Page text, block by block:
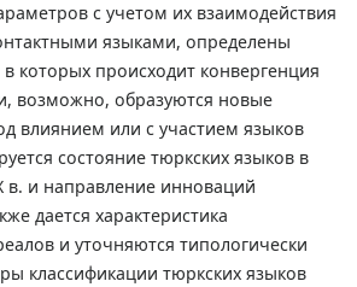
с учетом их взаимодействия
языками, определены
которых происходит конвергенция
возможно, образуются новые
влиянием или с участием языков
состояние тюркских языков в
в. и направление инноваций
дается характеристика
и уточняются типологически
классификации тюркских языков